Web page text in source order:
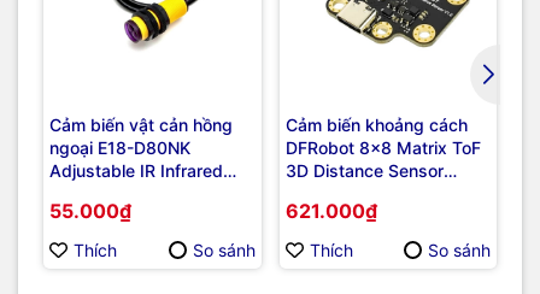
Cảm biến vật cản hồng
ngoại E18-D80NK
Adjustable IR Infrared
55.000₫
Thích So sánh
Cảm biến khoảng cách
DFRobot 8x8 Matrix ToF
3D Distance Sensor
60° FOV)
621.000₫
Thích So sánh